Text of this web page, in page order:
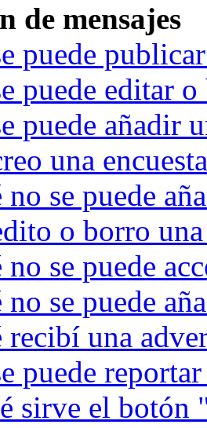
de mensajes
puede
puede editar
puede añadir
una
no se puede
o borro una
no se puede
no se puede
recibí una
puede
sirve el